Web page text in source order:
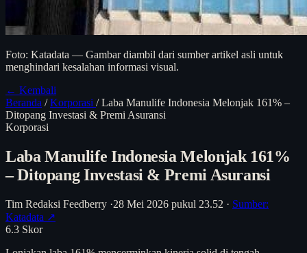
Foto: Katadata — Gambar diambil dari sumber artikel asli untuk
menghindari kesalahan informasi visual.
← Kembali
Beranda / Korporasi / Laba Manulife Indonesia Melonjak 161% –
Ditopang Investasi & Premi Asuransi
Korporasi
Laba Manulife Indonesia Melonjak 161%
– Ditopang Investasi & Premi Asuransi
Tim Redaksi Feedberry ·28 Mei 2026 pukul 23.52 · Sumber:
Katadata ↗
6.3 Skor